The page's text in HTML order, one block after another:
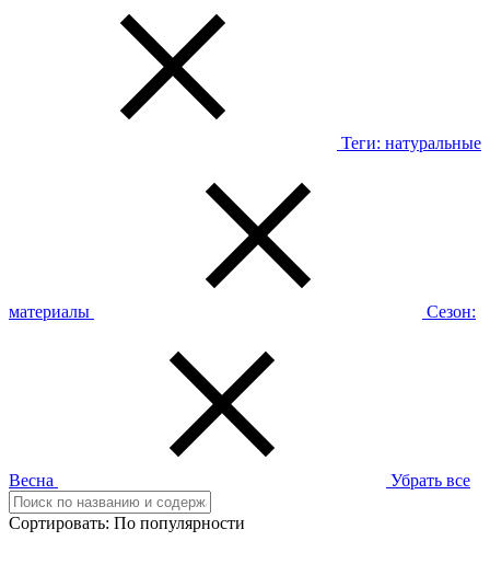
Теги: натуральные
материалы Сезон:
Весна Убрать все
Сортировать: По популярности